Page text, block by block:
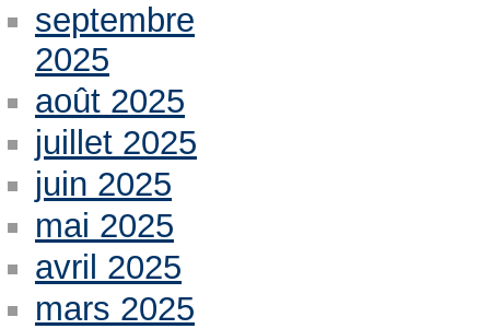
septembre
2025
août 2025
juillet 2025
juin 2025
mai 2025
avril 2025
mars 2025